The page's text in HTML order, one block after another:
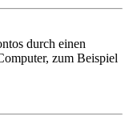
durch einen
zum Beispiel